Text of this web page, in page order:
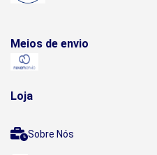
Meios de envio
Loja
Sobre Nós